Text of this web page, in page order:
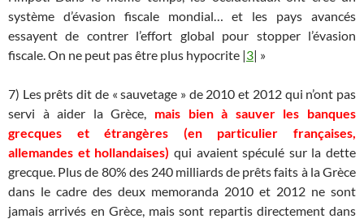
système d’évasion fiscale mondial… et les pays avancés
essayent de contrer l’effort global pour stopper l’évasion
fiscale. On ne peut pas être plus hypocrite |3| »
7) Les prêts dit de « sauvetage » de 2010 et 2012 qui n’ont pas
servi à aider la Grèce, mais bien à sauver les banques
grecques et étrangères (en particulier françaises,
allemandes et hollandaises) qui avaient spéculé sur la dette
grecque. Plus de 80% des 240 milliards de prêts faits à la Grèce
dans le cadre des deux memoranda 2010 et 2012 ne sont
jamais arrivés en Grèce, mais sont repartis directement dans